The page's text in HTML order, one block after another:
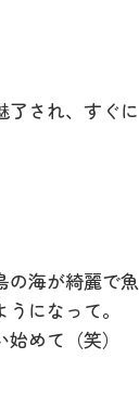
了され、すぐに
の海が綺麗で魚
になって。
めて（笑）